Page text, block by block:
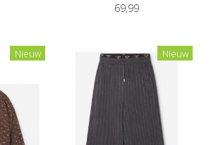
69,99
Nieuw Nieuw